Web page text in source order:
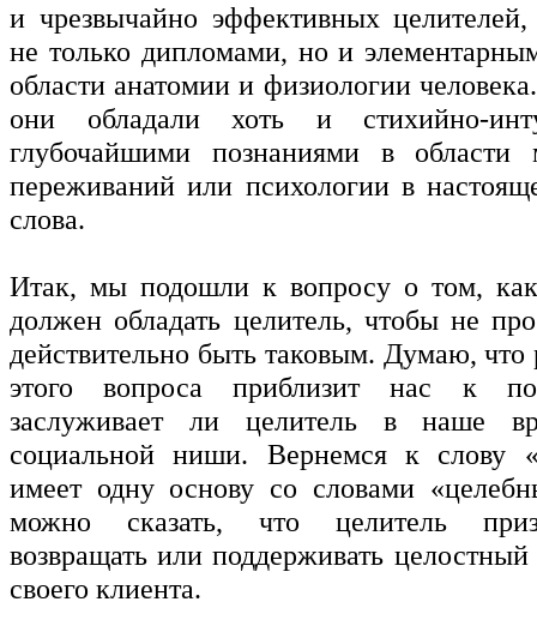
и чрезвычайно эффективных
не только дипломами, но и
области анатомии и физиологии
они обладали хоть и стихийно-
глубочайшими познаниями в
переживаний или психологии в
слова.
Итак, мы подошли к вопросу о том,
должен обладать целитель, чтобы не
действительно быть таковым. Думаю,
этого вопроса приблизит нас к
заслуживает ли целитель в наше
социальной ниши. Вернемся к слову
имеет одну основу со словами
можно сказать, что целитель
возвращать или поддерживать
своего клиента.